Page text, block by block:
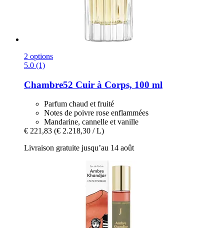
2 options
5.0 (1)
Chambre52 Cuir à Corps, 100 ml
Parfum chaud et fruité
Notes de poivre rose enflammées
Mandarine, cannelle et vanille
€ 221,83 (€ 2.218,30 / L)
Livraison gratuite jusqu’au 14 août